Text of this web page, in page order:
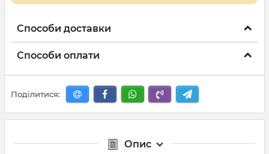
Способи доставки
Способи оплати
Поділитися:
Опис